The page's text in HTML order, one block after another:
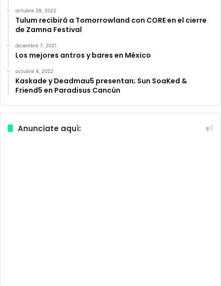
octubre 28, 2022
Tulum recibirá a Tomorrowland con CORE en el cierre
de Zamna Festival
diciembre 7, 2021
Los mejores antros y bares en México
octubre 4, 2022
Kaskade y Deadmau5 presentan; Sun SoaKed &
Friend5 en Paradisus Cancún
Anunciate aquí: